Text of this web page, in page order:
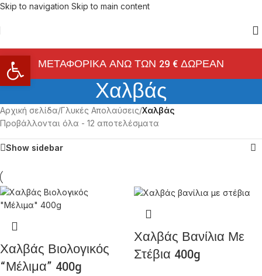
Skip to navigation Skip to main content
ΜΕΤΑΦΟΡΙΚΑ ΑΝΩ ΤΩΝ 29 € ΔΩΡΕΑΝ
Χαλβάς
Αρχική σελίδα/Γλυκές Απολαύσεις/Χαλβάς
Προβάλλονται όλα - 12 αποτελέσματα
Show sidebar
Χαλβάς Βιολογικός
“Μέλιμα” 400g
Χαλβάς Βανίλια Με
Στέβια 400g
Ανοίξτε τη γραμμή εργαλείων